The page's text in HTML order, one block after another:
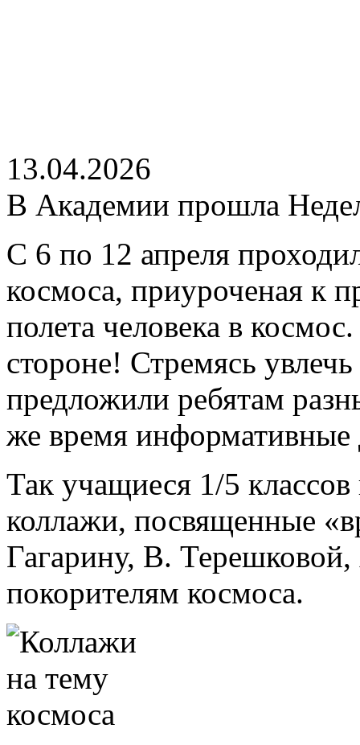
13.04.2026
В Академии прошла
С 6 по 12 апреля
космоса, приуроченая к
полета человека в
стороне! Стремясь
предложили ребятам
же время информативные
Так учащиеся 1/5
коллажи, посвященные
Гагарину, В.
покорителям космоса.